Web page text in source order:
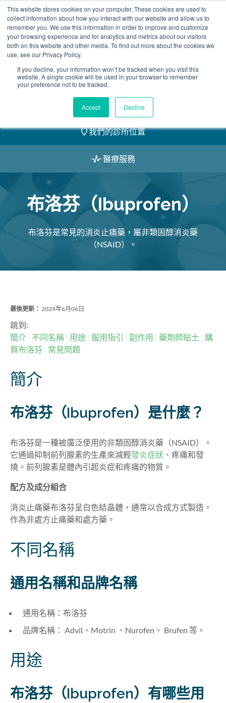
This website stores cookies on your computer. These cookies are used to
collect information about how you interact with our website and allow us to
remember you. We use this information in order to improve and customize
your browsing experience and for analytics and metrics about our visitors
both on this website and other media. To find out more about the cookies we
use, see our Privacy Policy.
If you decline, your information won’t be tracked when you visit this
website. A single cookie will be used in your browser to remember
your preference not to be tracked.
Accept Decline
Skip
to
content
2155 9055
預約
我們的醫護團隊
我們的診所位置
醫療服務
布洛芬（Ibuprofen）
布洛芬是常見的消炎止痛藥，屬非類固醇消炎藥
（NSAID）。
最後更新： 2024年6月06日
跳到:
簡介
不同名稱 用途 服用指引 副作用 藥劑師貼士
購
買布洛芬
常見問題
簡介
布洛芬（Ibuprofen） 是什麼 ？
布洛芬是一種被廣泛使用的非類固醇消炎藥（NSAID）。
它通過抑制前列腺素的生產來減輕發炎症狀 、疼痛和發
燒。前列腺素是體內引起炎症和疼痛的物質 。
配方及成分組合
消炎止痛藥布洛芬呈白色結晶體，通常以合成方式製造，
作為非處方止痛藥和處方藥 。
不同名稱
通用名稱和品牌名稱
通用名稱：布洛芬
品牌名稱： Advil、Motrin 、Nurofen、 Brufen 等 。
用途
布洛芬（Ibuprofen） 有哪些用